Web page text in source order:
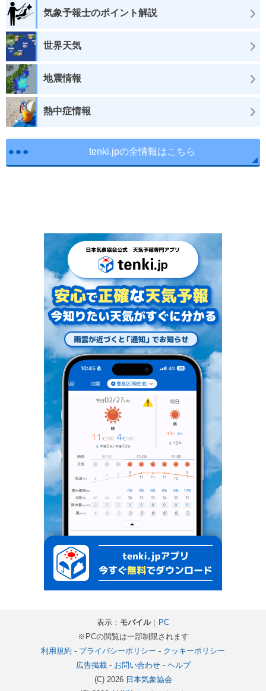
気象予報士のポイント解説
世界天気
地震情報
熱中症情報
tenki.jpの全情報はこちら
表示： モバイル｜ PC
※PCの閲覧は一部制限されます
利用規約 - プライバシーポリシー - クッキーポリシー
広告掲載- お問い合わせ- ヘルプ
(C) 2026 日本気象協会